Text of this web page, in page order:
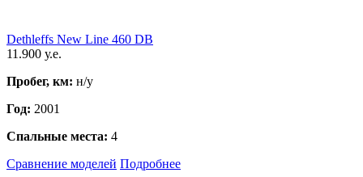
Dethleffs New Line 460 DB
11.900 у.е.
Пробег, км: н/у
Год: 2001
Спальные места: 4
Сравнение моделей Подробнее